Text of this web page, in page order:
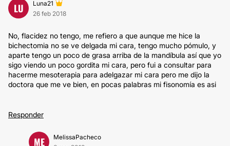
LU
Luna21
26 feb 2018
No, flacidez no tengo, me refiero a que aunque me hice la
bichectomia no se ve delgada mi cara, tengo mucho pómulo, y
aparte tengo un poco de grasa arriba de la mandíbula así que yo
sigo viendo un poco gordita mi cara, pero fui a consultar para
hacerme mesoterapia para adelgazar mi cara pero me dijo la
doctora que me ve bien, en pocas palabras mi fisonomía es asi
Responder
ME
MelissaPacheco